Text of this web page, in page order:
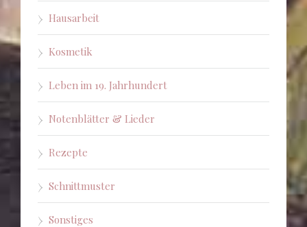
Hausarbeit
Kosmetik
Leben im 19. Jahrhundert
Notenblätter & Lieder
Rezepte
Schnittmuster
Sonstiges